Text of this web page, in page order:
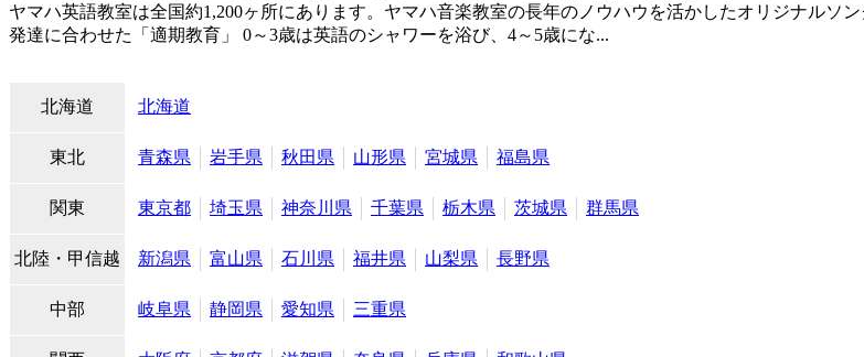
ヤマハ英語教室は全国約1,200ヶ所にあります。ヤマハ音楽教室の長年のノウハウを活かしたオリジナルソ
発達に合わせた「適期教育」 0～3歳は英語のシャワーを浴び、4～5歳にな...
北海道 北海道
東北 青森県 岩手県 秋田県 山形県 宮城県 福島県
関東 東京都 埼玉県 神奈川県 千葉県 栃木県 茨城県 群馬県
北陸・甲信越 新潟県 富山県 石川県 福井県 山梨県 長野県
中部 岐阜県 静岡県 愛知県 三重県